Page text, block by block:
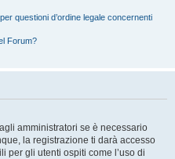
questioni d’ordine legale concernenti
Forum?
amministratori se è necessario
la registrazione ti darà accesso
per gli utenti ospiti come l’uso di